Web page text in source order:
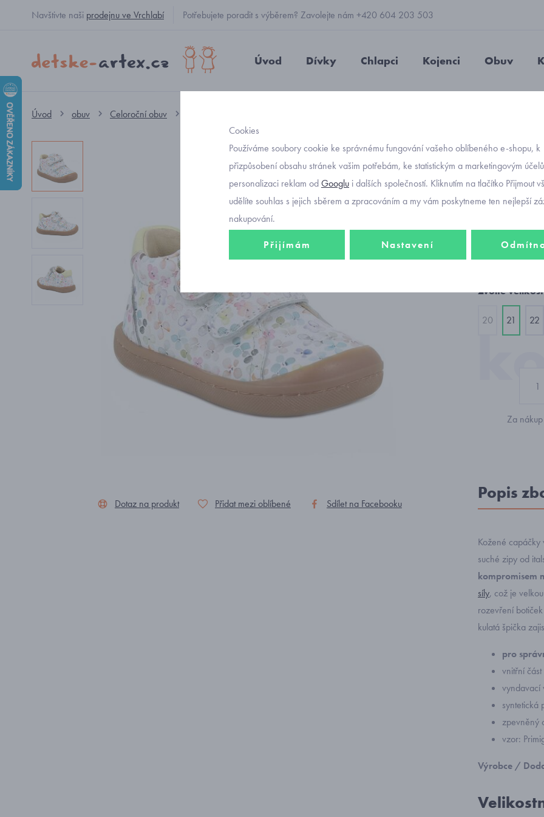
Navštivte naši prodejnu ve Vrchlabí Potřebujete poradit s výběrem? Zavolejte nám +420 604 203 503
Úvod Dívky Chlapci Kojenci Obuv
Úvod obuv Celoroční obuv
Dotaz na produkt Přidat mezi oblíbené Sdílet na Facebooku
Objednávací
1 328
Zvolte velikost
20 21 22
Za
Popis
Kožené
suché zipy od
kompromisem
síly, což je
rozevření
kulatá špička
pro
vnitřní
vyndavací
syntetická
zpevněný
vzor:
Výrobce /
Cookies
Používáme soubory cookie ke správnému fungování vašeho oblíbeného e-shopu, k
přizpůsobení obsahu stránek vašim potřebám, ke statistickým a marketingovým
personalizaci reklam odGooglu i dalších společností. Kliknutím na tlačítko Přijmout
udělíte souhlas s jejich sběrem a zpracováním a my vám poskytneme ten nejlepší
nakupování.
Přijímám Nastavení